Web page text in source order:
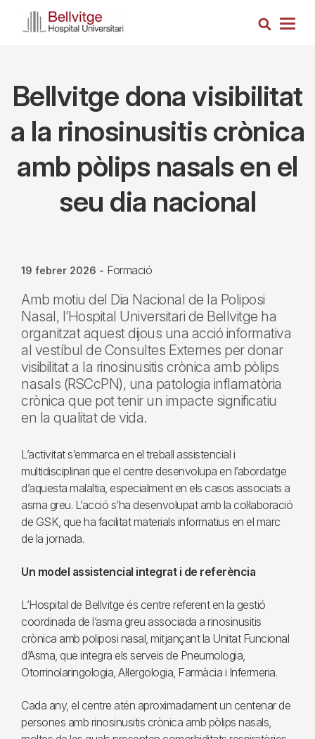
Cerca
Bellvitge dona visibilitat
a la rinosinusitis crònica
amb pòlips nasals en el
seu dia nacional
19 febrer 2026 - Formació
Amb motiu del Dia Nacional de la Poliposi
Nasal, l’Hospital Universitari de Bellvitge ha
organitzat aquest dijous una acció informativa
al vestíbul de Consultes Externes per donar
visibilitat a la rinosinusitis crònica amb pòlips
nasals (RSCcPN), una patologia inflamatòria
crònica que pot tenir un impacte significatiu
en la qualitat de vida.
L’activitat s’emmarca en el treball assistencial i
multidisciplinari que el centre desenvolupa en l’abordatge
d’aquesta malaltia, especialment en els casos associats a
asma greu. L’acció s’ha desenvolupat amb la col·laboració
de GSK, que ha facilitat materials informatius en el marc
de la jornada.
Un model assistencial integrat i de referència
L’Hospital de Bellvitge és centre referent en la gestió
coordinada de l’asma greu associada a rinosinusitis
crònica amb poliposi nasal, mitjançant la Unitat Funcional
d’Asma, que integra els serveis de Pneumologia,
Otorrinolaringologia, Al·lergologia, Farmàcia i Infermeria.
Cada any, el centre atén aproximadament un centenar de
persones amb rinosinusitis crònica amb pòlips nasals,